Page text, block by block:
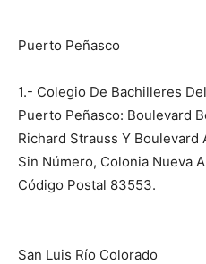
Puerto Peñasco
1.- Colegio De Bachilleres
Puerto Peñasco: Boulevard
Richard Strauss Y Boulevard
Sin Número, Colonia Nueva
Código Postal 83553.
San Luis Río Colorado